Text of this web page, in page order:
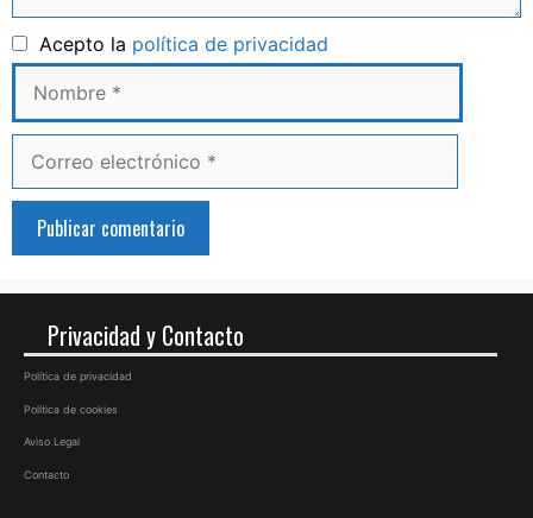
Acepto la política de privacidad
Privacidad y Contacto
Política de privacidad
Política de cookies
Aviso Legal
Contacto